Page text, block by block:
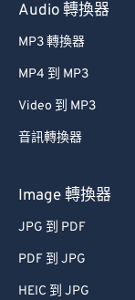
Audio 轉換器
MP3 轉換器
MP4 到 MP3
Video 到 MP3
音訊轉換器
Image 轉換器
JPG 到 PDF
PDF 到 JPG
HEIC 到 JPG